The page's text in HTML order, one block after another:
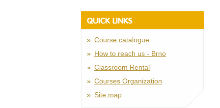
QUICK LINKS
Course catalogue
How to reach us - Brno
Classroom Rental
Courses Organization
Site map